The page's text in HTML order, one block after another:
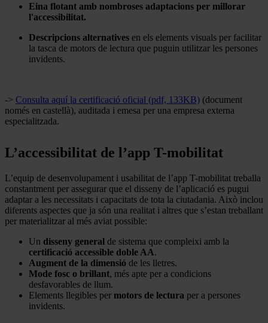
Eina flotant amb nombroses adaptacions per millorar
l'accessibilitat.
Descripcions alternatives en els elements visuals per facilitar
la tasca de motors de lectura que puguin utilitzar les persones
invidents.
-> Consulta aquí la certificació oficial (pdf, 133KB) (document
només en castellà), auditada i emesa per una empresa externa
especialitzada.
L’accessibilitat de l’app T-mobilitat
L’equip de desenvolupament i usabilitat de l’app T-mobilitat treballa
constantment per assegurar que el disseny de l’aplicació es pugui
adaptar a les necessitats i capacitats de tota la ciutadania. Això inclou
diferents aspectes que ja són una realitat i altres que s’estan treballant
per materialitzar al més aviat possible:
Un disseny general de sistema que compleixi amb la
certificació accessible doble AA.
Augment de la dimensió de les lletres.
Mode fosc o brillant, més apte per a condicions
desfavorables de llum.
Elements llegibles per motors de lectura per a persones
invidents.